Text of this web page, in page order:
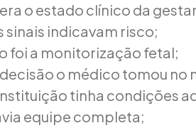
o estado clínico da
sinais indicavam risco;
foi a monitorização fetal;
o médico tomou no
tinha condições
equipe completa;